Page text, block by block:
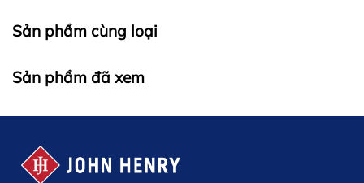
Sản phẩm cùng loại
Sản phẩm đã xem